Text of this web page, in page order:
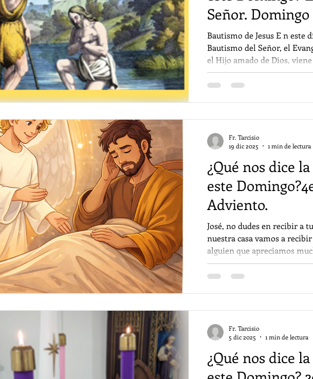
Señor. Domingo
2026
Bautismo de Jesus E n este
Bautismo del Señor, el
el Hijo amado de Dios,
Padre, es decir: hacer viva
y la justicia de Dios, que
manifestará toda justicia
iluminará a todas las
¿Qué nos dice
este
Adviento.
José, no dudes en recibir a tu
nuestra casa vamos a
alguien que apreciamos
para que encuentren un
cual puedan estar. El tiempo
para recibir a nuestro Señor
lugar? El evangelio de
Fr. Tarcisio
19 dic 2025
1 min de lectura
¿Qué nos dice
Fr. Tarcisio
5 dic 2025
1 min de lectura